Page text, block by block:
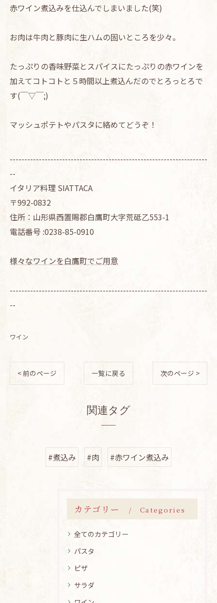
赤ワイン煮込みを仕込んでしまいました(笑)
お肉は牛肉と豚肉に生ハムの固いところを少々。
たっぷりの香味野菜とスパイスにたっぷりの赤ワインを
加えてコトコトと５時間以上煮込んだのでとろっとろで
す(￣▽￣;)
マッシュポテトやパスタに絡めてどうぞ！
--------------------------------------------------------------------
--
イタリア料理 SIATTACA
〒992-0832
住所：山形県西置賜郡白鷹町大字荒砥乙553-1
電話番号 :0238-85-0910
様々なワインを白鷹町でご用意
--------------------------------------------------------------------
--
ワイン
< 前のページ 一覧に戻る 次のページ >
関連タグ
#煮込み #肉 #赤ワイン煮込み
カテゴリー Categories
全てのカテゴリー
パスタ
ピザ
サラダ